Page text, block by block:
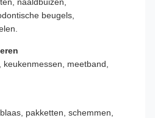
beugels,
meetband,
pakketten, schemmen,